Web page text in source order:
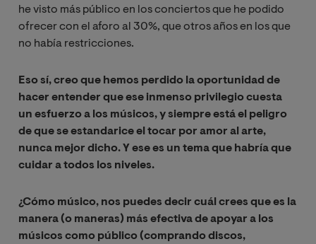
he visto más público en los conciertos que he podido
ofrecer con el aforo al 30%, que otros años en los que
no había restricciones.
Eso sí, creo que hemos perdido la oportunidad de
hacer entender que ese inmenso privilegio cuesta
un esfuerzo a los músicos, y siempre está el peligro
de que se estandarice el tocar por amor al arte,
nunca mejor dicho. Y ese es un tema que habría que
cuidar a todos los niveles.
¿Cómo músico, nos puedes decir cuál crees que es la
manera (o maneras) más efectiva de apoyar a los
músicos como público (comprando discos,